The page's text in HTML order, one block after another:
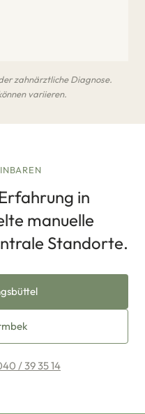
zahnärztliche Diagnose.
variieren.
in
manuelle
Standorte.
/ 39 35 14